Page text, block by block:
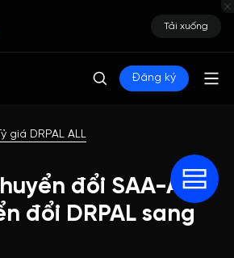
Tải xuống
Đăng ký
giá DRPAL ALL
đổi SAA-AI
đổi DRPAL sang